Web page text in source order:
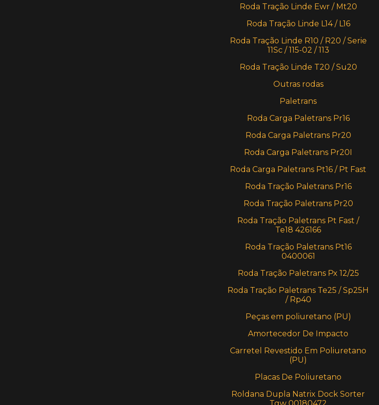
Roda Tração Linde Ewr / Mt20
Roda Tração Linde L14 / L16
Roda Tração Linde R10 / R20 / Serie
11Sc / 115-02 / 113
Roda Tração Linde T20 / Su20
Outras rodas
Paletrans
Roda Carga Paletrans Pr16
Roda Carga Paletrans Pr20
Roda Carga Paletrans Pr20I
Roda Carga Paletrans Pt16 / Pt Fast
Roda Tração Paletrans Pr16
Roda Tração Paletrans Pr20
Roda Tração Paletrans Pt Fast /
Te18 426166
Roda Tração Paletrans Pt16
0400061
Roda Tração Paletrans Px 12/25
Roda Tração Paletrans Te25 / Sp25H
/ Rp40
Peças em poliuretano (PU)
Amortecedor De Impacto
Carretel Revestido Em Poliuretano
(PU)
Placas De Poliuretano
Roldana Dupla Natrix Dock Sorter
Tgw 00180472